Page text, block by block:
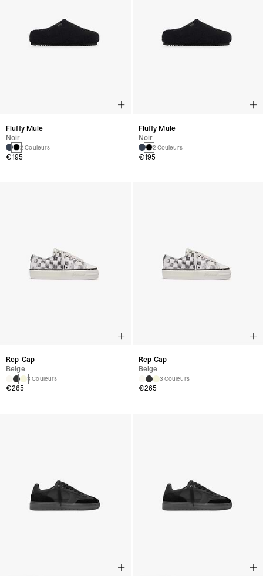
Fluffy Mule
Noir
2 Couleurs
€195
Rep-Cap
Beige
3 Couleurs
€265
Fluffy Mule
Noir
2 Couleurs
€195
Rep-Cap
Beige
3 Couleurs
€265